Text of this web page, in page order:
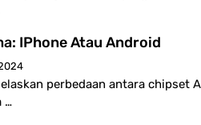
IPhone Atau Android
perbedaan antara chipset
…